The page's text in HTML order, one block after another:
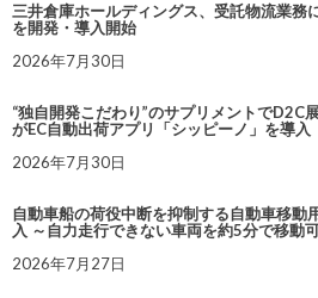
三井倉庫ホールディングス、受託物流業務
を開発・導入開始
2026年7月30日
“独自開発こだわり”のサプリメントでD2C
がEC自動出荷アプリ「シッピーノ」を導入
2026年7月30日
自動車船の荷役中断を抑制する自動車移動
入 ～自力走行できない車両を約5分で移動
2026年7月27日